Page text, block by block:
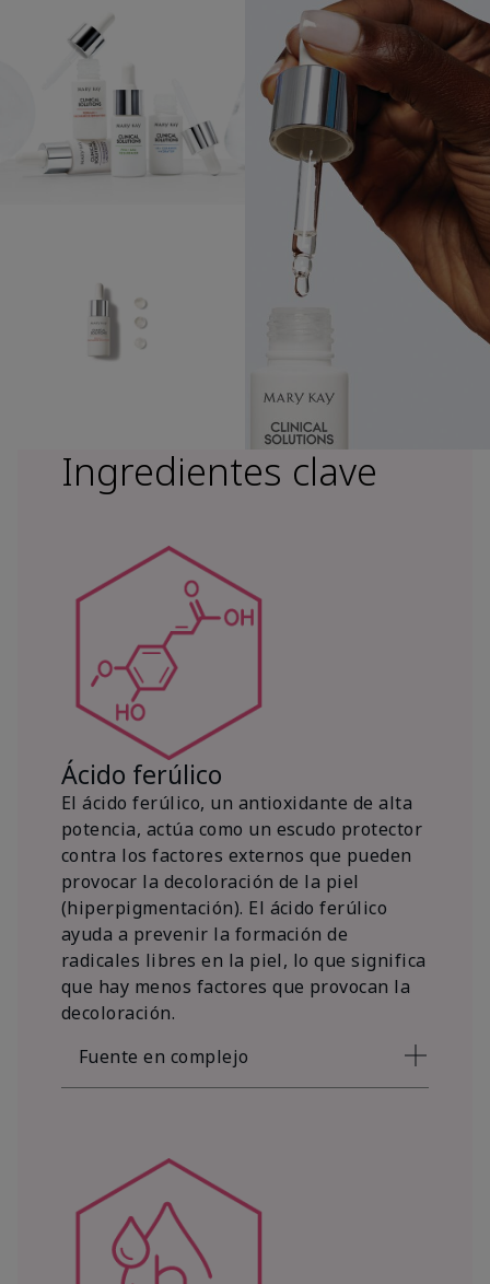
Ingredientes clave
Ácido ferúlico
El ácido ferúlico, un antioxidante de alta
potencia, actúa como un escudo protector
contra los factores externos que pueden
provocar la decoloración de la piel
(hiperpigmentación). El ácido ferúlico
ayuda a prevenir la formación de
radicales libres en la piel, lo que significa
que hay menos factores que provocan la
decoloración.
Fuente en complejo